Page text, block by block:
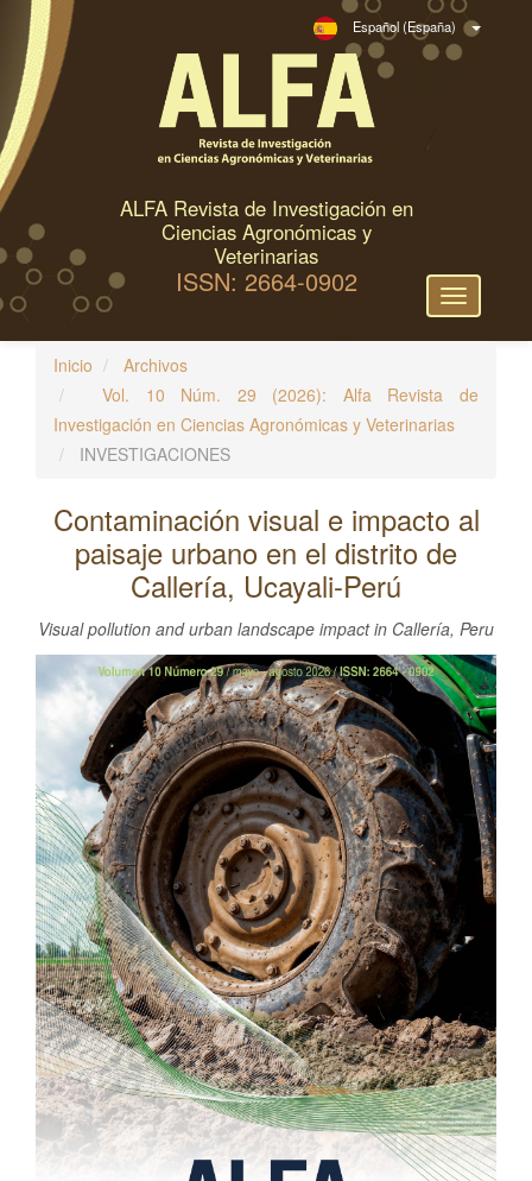
N
a
e
r
a
n
e
d
o
p
r
i
n
c
i
p
a
l
B
a
Español (España)
ALFA Revista de Investigación en
Ciencias Agronómicas y
Veterinarias
ISSN: 2664-0902
Toggle
Inicio
Archivos
Vol. 10 Núm. 29 (2026): Alfa Revista de
Investigación en Ciencias Agronómicas y Veterinarias
INVESTIGACIONES
Contaminación visual e impacto al
paisaje urbano en el distrito de
Callería, Ucayali-Perú
Visual pollution and urban landscape impact in Callería, Peru
Barra
lateral
del
artículo